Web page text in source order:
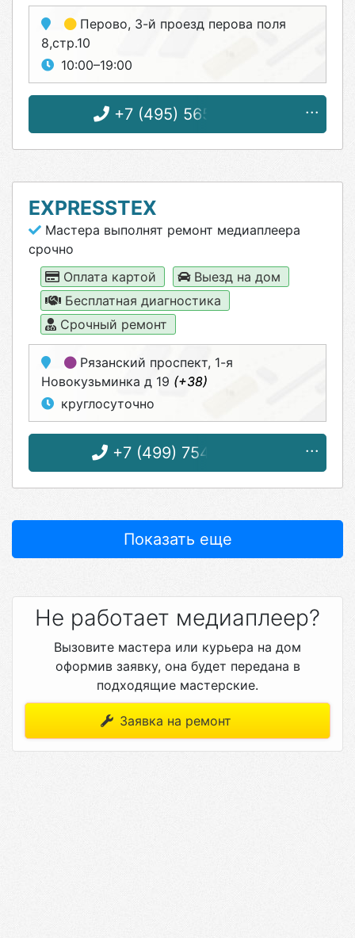
Перово, 3-й проезд перова поля
8,стр.10
10:00–19:00
+7 (495) 565-31-65
EXPRESSTEX
Мастера выполнят ремонт медиаплеера
срочно
Оплата картой
Выезд на дом
Бесплатная диагностика
Срочный ремонт
Рязанский проспект, 1-я
Новокузьминка д 19 (+38)
круглосуточно
+7 (499) 754-20-54
Показать еще
Не работает медиаплеер?
Вызовите мастера или курьера на дом
оформив заявку, она будет передана в
подходящие мастерские.
Заявка на ремонт